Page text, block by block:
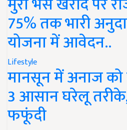
75% तक भारी
योजना में आवेदन..
Lifestyle
मानसून में अनाज
3 आसान घरेलू
फफूंदी